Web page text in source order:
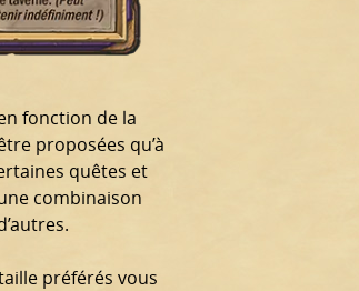
fonction de la
proposées qu’à
quêtes et
combinaison
préférés vous